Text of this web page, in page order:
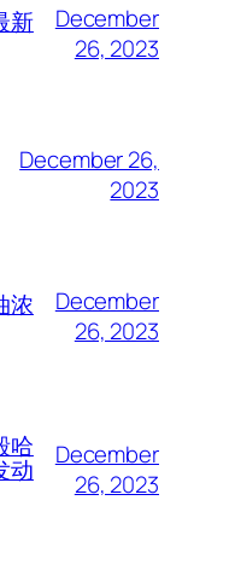
新
December
26, 2023
December 26,
2023
浓
December
26, 2023
哈
动
December
26, 2023